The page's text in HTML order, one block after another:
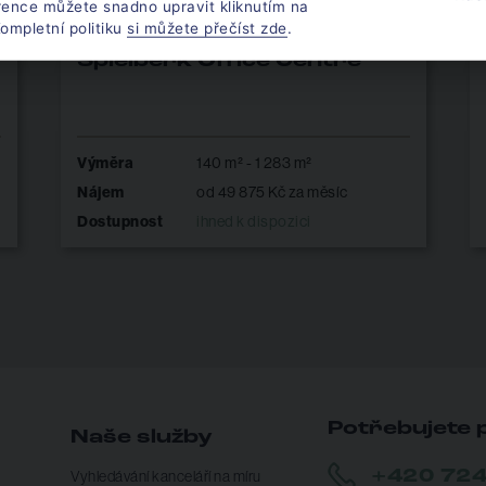
Spielberk Office Centre
Výměra 140 m² - 1 283 m²
Nájem od 49 875 Kč za měsíc
Dostupnost
Naše služby
Vyhledávání kanceláří na míru
Potřebujete
můžete snadno upravit kliknutím na
politiku si můžete přečíst zde.